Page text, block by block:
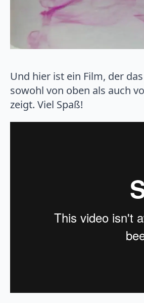
Und hier ist ein Film, der
sowohl von oben als auch
zeigt. Viel Spaß!